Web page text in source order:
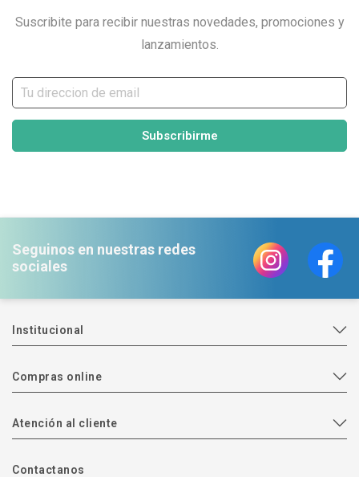
Suscribite para recibir nuestras novedades, promociones y
lanzamientos.
Subscribirme
Seguinos en nuestras redes
sociales
Institucional
Compras online
Atención al cliente
Contactanos